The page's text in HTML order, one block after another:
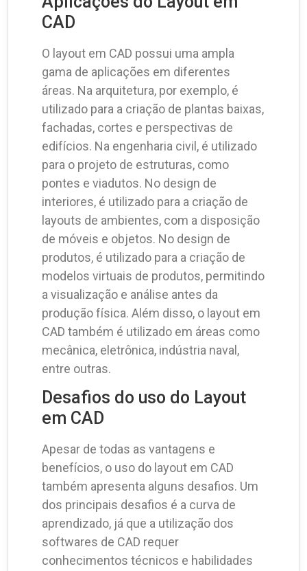
CAD
O layout em CAD possui uma ampla
gama de aplicações em diferentes
áreas. Na arquitetura, por exemplo, é
utilizado para a criação de plantas baixas,
fachadas, cortes e perspectivas de
edifícios. Na engenharia civil, é utilizado
para o projeto de estruturas, como
pontes e viadutos. No design de
interiores, é utilizado para a criação de
layouts de ambientes, com a disposição
de móveis e objetos. No design de
produtos, é utilizado para a criação de
modelos virtuais de produtos, permitindo
a visualização e análise antes da
produção física. Além disso, o layout em
CAD também é utilizado em áreas como
mecânica, eletrônica, indústria naval,
entre outras.
Desafios do uso do Layout
em CAD
Apesar de todas as vantagens e
benefícios, o uso do layout em CAD
também apresenta alguns desafios. Um
dos principais desafios é a curva de
aprendizado, já que a utilização dos
softwares de CAD requer
conhecimentos técnicos e habilidades